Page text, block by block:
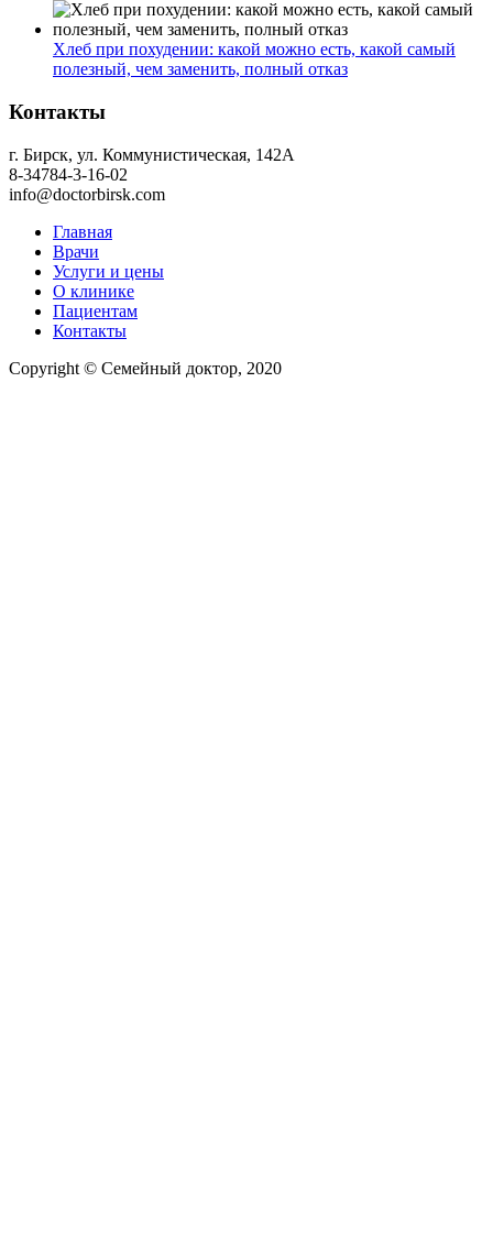
Хлеб при похудении: какой можно есть, какой самый
полезный, чем заменить, полный отказ
Контакты
г. Бирск, ул. Коммунистическая, 142А
8-34784-3-16-02
info@doctorbirsk.com
Главная
Врачи
Услуги и цены
О клинике
Пациентам
Контакты
Copyright © Семейный доктор, 2020